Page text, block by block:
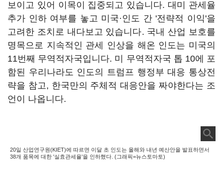
보이고 있어 이목이 집중되고 있습니다. 대미 관세율
추가 인하 여부를 놓고 미국·인도 간 '전략적 이익'을
고려한 조치로 내다보고 있습니다. 국내 산업 보호를
명목으로 지속적인 관세 인상을 해온 인도는 미국의
11번째 무역적자국입니다. 미 무역적자국 톱 10에 포
함된 우리나라도 인도의 트럼프 행정부 대응 통상전
략을 참고, 한국만의 주체적 대응안을 짜야한다는 조
언이 나옵니다.
20일 산업연구원(KIET)에 따르면 이달 초 인도는 올해와 내년 예산안을 발표하면서
38개 품목에 대한 '실효관세율'을 인하했다. (그래픽=뉴스토마토)